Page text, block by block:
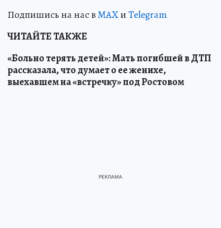
Подпишись на нас вMAXиTelegram
ЧИТАЙТЕ ТАКЖЕ
«Больно терять детей»: Мать погибшей в ДТП
рассказала, что думает о ее женихе,
выехавшем на «встречку» под Ростовом